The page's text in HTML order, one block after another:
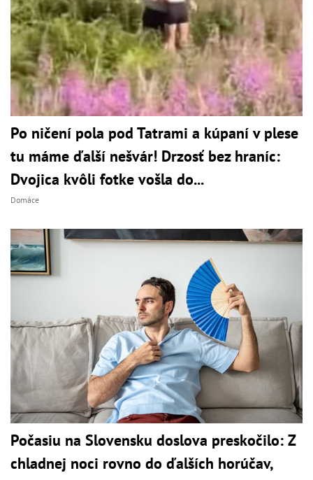
Po ničení pola pod Tatrami a kúpaní v plese
tu máme ďalší nešvár! Drzosť bez hraníc:
Dvojica kvôli fotke vošla do...
Domáce
Počasiu na Slovensku doslova preskočilo: Z
chladnej noci rovno do ďalších horúčav,